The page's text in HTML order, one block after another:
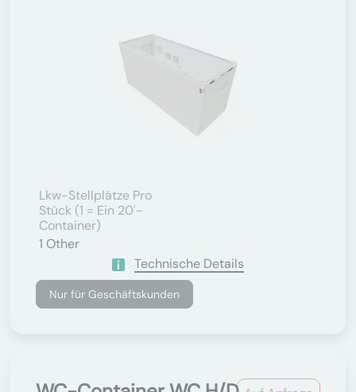
Lkw-Stellplätze Pro
Stück (1 = Ein 20'-
Container)
1 Other
Technische Details
Nur für Geschäftskunden